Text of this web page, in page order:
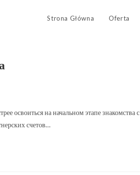
Strona Główna Oferta
освоиться на начальном этапе знакомства с
счетов…